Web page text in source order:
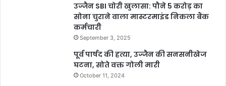
उज्जैन SBI चोरी खुलासा: पौने 5 करोड़ का
सोना चुराने वाला मास्टरमाइंड निकला बैंक
कर्मचारी
September 3, 2025
पूर्व पार्षद की हत्या, उज्जैन की सनसनीखेज
घटना, सोते वक्त गोली मारी
October 11, 2024